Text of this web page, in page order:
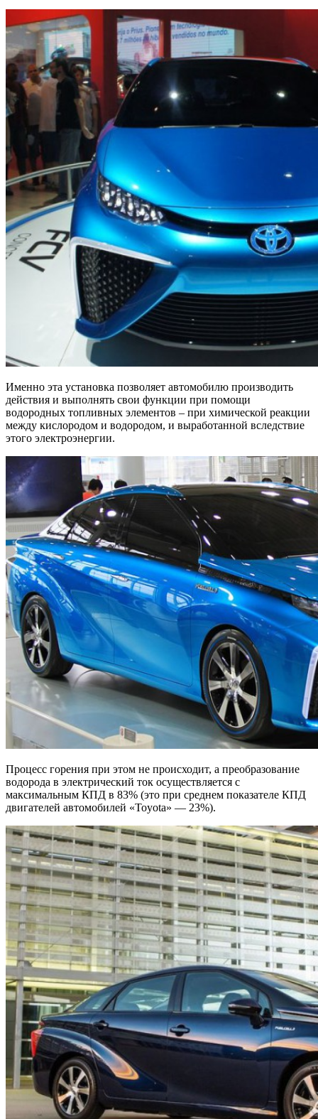
Именно эта установка позволяет автомобилю производить
действия и выполнять свои функции при помощи
водородных топливных элементов – при химической реакции
между кислородом и водородом, и выработанной вследствие
этого электроэнергии.
Процесс горения при этом не происходит, а преобразование
водорода в электрический ток осуществляется с
максимальным КПД в 83% (это при среднем показателе КПД
двигателей автомобилей «Toyota» — 23%).